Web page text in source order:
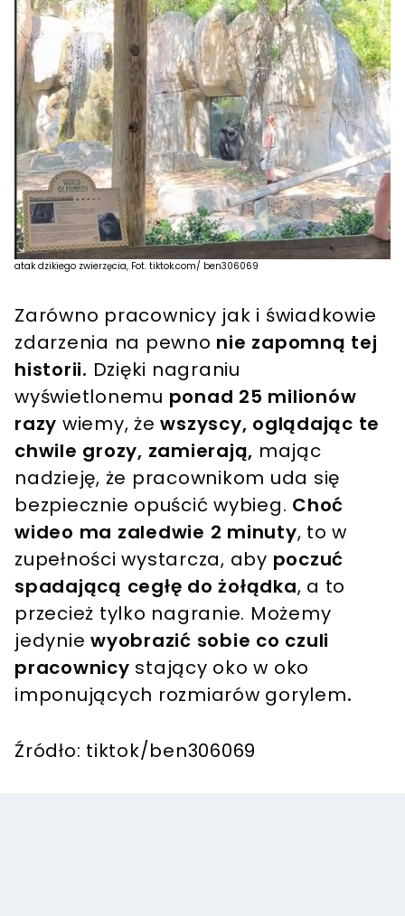
atak dzikiego zwierzęcia, Fot. tiktok.com/ ben306069
Zarówno pracownicy jak i świadkowie
zdarzenia na pewno nie zapomną tej
historii. Dzięki nagraniu
wyświetlonemu ponad 25 milionów
razy wiemy, żewszyscy, oglądając te
chwile grozy, zamierają, mając
nadzieję, że pracownikom uda się
bezpiecznie opuścić wybieg. Choć
wideo ma zaledwie 2 minuty, to w
zupełności wystarcza, aby poczuć
spadającą cegłę do żołądka, a to
przecież tylko nagranie. Możemy
jedynie wyobrazić sobie co czuli
pracownicy stający oko w oko
imponujących rozmiarów gorylem.
Źródło: tiktok/ben306069